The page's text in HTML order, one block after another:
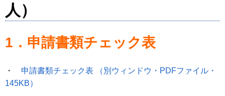
人）
1．申請書類チェック表
・ 申請書類チェック表 （別ウィンドウ・PDFファイル・
145KB）